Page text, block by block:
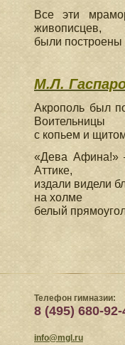
Все эти
живописцев,
были построены
М.Л.
Акрополь был
Воительницы
с копьем и
«Дева Афина!»
Аттике,
издали видели
на холме
белый
Телефон гимназии:
8 (495) 680-92-
info@mgl.ru